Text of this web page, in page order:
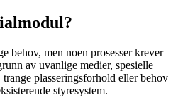
behov, men noen prosesser krever
av uvanlige medier, spesielle
plasseringsforhold eller behov
styresystem.